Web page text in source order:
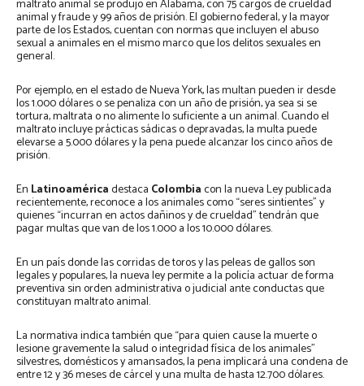
maltrato animal se produjo en Alabama, con 75 cargos de crueldad
animal y fraude y 99 años de prisión. El gobierno federal, y la mayor
parte de los Estados, cuentan con normas que incluyen el abuso
sexual a animales en el mismo marco que los delitos sexuales en
general.
Por ejemplo, en el estado de Nueva York, las multan pueden ir desde
los 1.000 dólares o se penaliza con un año de prisión, ya sea si se
tortura, maltrata o no alimente lo suficiente a un animal. Cuando el
maltrato incluye prácticas sádicas o depravadas, la multa puede
elevarse a 5.000 dólares y la pena puede alcanzar los cinco años de
prisión.
En Latinoaméricadestaca Colombiacon la nueva Ley publicada
recientemente, reconoce a los animales como “seres sintientes” y
quienes “incurran en actos dañinos y de crueldad” tendrán que
pagar multas que van de los 1.000 a los 10.000 dólares.
En un país donde las corridas de toros y las peleas de gallos son
legales y populares, la nueva ley permite a la policía actuar de forma
preventiva sin orden administrativa o judicial ante conductas que
constituyan maltrato animal.
La normativa indica también que “para quien cause la muerte o
lesione gravemente la salud o integridad física de los animales”
silvestres, domésticos y amansados, la pena implicará una condena de
entre 12 y 36 meses de cárcel y una multa de hasta 12.700 dólares.